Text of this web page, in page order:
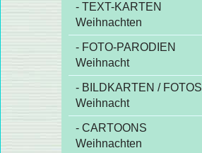
- TEXT-KARTEN
Weihnachten
- FOTO-PARODIEN
Weihnacht
- BILDKARTEN / FOTOS
Weihnacht
- CARTOONS
Weihnachten